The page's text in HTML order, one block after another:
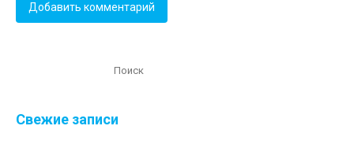
Свежие записи